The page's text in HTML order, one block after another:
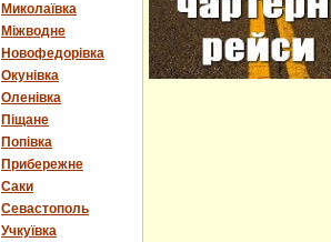
Миколаївка
Міжводне
Новофедорівка
Окунівка
Оленівка
Піщане
Попівка
Прибережне
Саки
Севастополь
Учкуївка